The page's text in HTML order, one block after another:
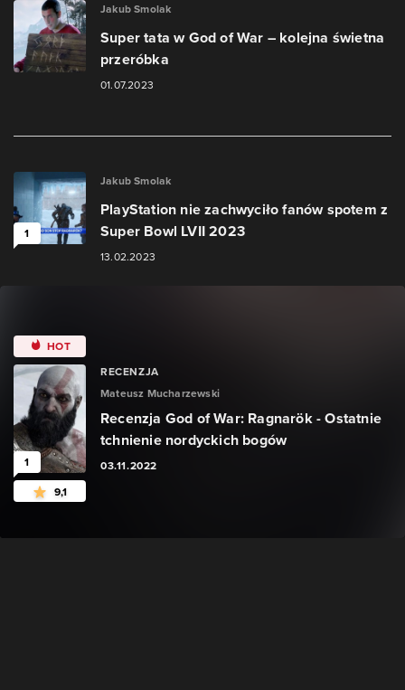
Jakub Smolak
Super tata w God of War – kolejna świetna
przeróbka
01.07.2023
1
Jakub Smolak
PlayStation nie zachwyciło fanów spotem z
Super Bowl LVII 2023
13.02.2023
HOT
1
9,1
RECENZJA
Mateusz Mucharzewski
Recenzja God of War: Ragnarök - Ostatnie
tchnienie nordyckich bogów
03.11.2022